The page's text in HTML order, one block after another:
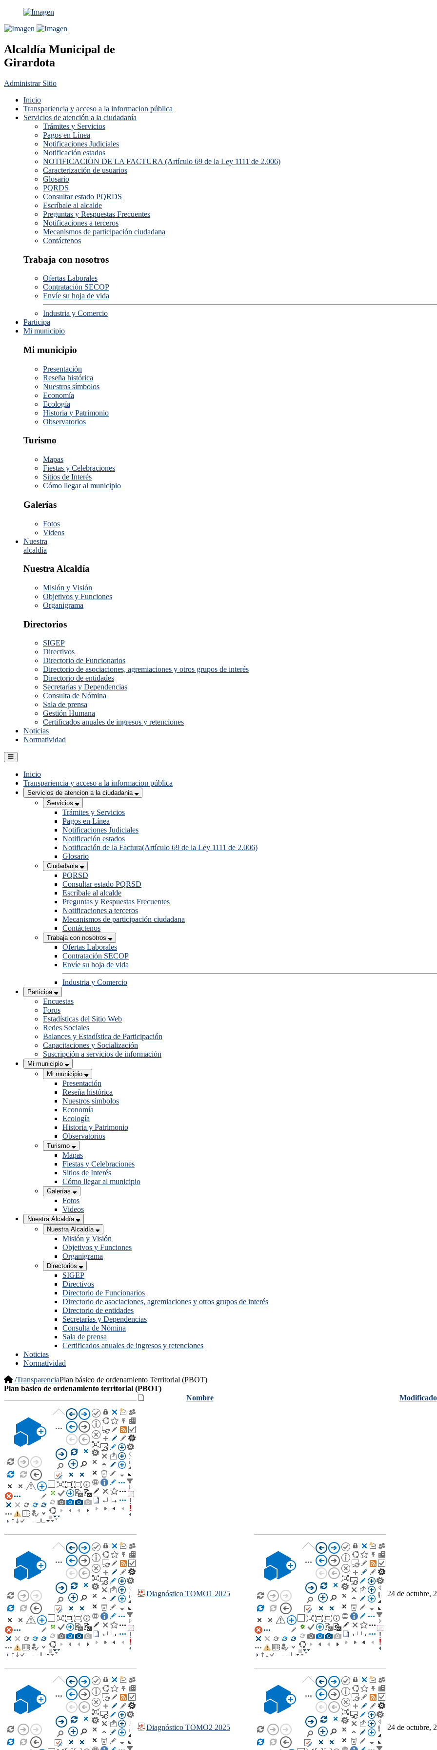
Alcaldía Municipal de
Girardota
Administrar Sitio
Inicio
Transpariencia y acceso a la informacion pública
Servicios de atención a la ciudadanía
Trámites y Servicios
Pagos en Línea
Notificaciones Judiciales
Notificación estados
NOTIFICACIÓN DE LA FACTURA (Artículo 69 de la Ley 1111 de 2.006)
Caracterización de usuarios
Glosario
PQRDS
Consultar estado PQRDS
Escríbale al alcalde
Preguntas y Respuestas Frecuentes
Notificaciones a terceros
Mecanismos de participación ciudadana
Contáctenos
Trabaja con nosotros
Ofertas Laborales
Contratación SECOP
Envíe su hoja de vida
Industria y Comercio
Participa
Mi municipio
Mi municipio
Presentación
Reseña histórica
Nuestros símbolos
Economía
Ecología
Historia y Patrimonio
Observatorios
Turismo
Mapas
Fiestas y Celebraciones
Sitios de Interés
Cómo llegar al municipio
Galerías
Fotos
Videos
Nuestra
alcaldía
Nuestra Alcaldía
Misión y Visión
Objetivos y Funciones
Organigrama
Directorios
SIGEP
Directivos
Directorio de Funcionarios
Directorio de asociaciones, agremiaciones y otros grupos de interés
Directorio de entidades
Secretarías y Dependencias
Consulta de Nómina
Sala de prensa
Gestión Humana
Certificados anuales de ingresos y retenciones
Noticias
Normatividad
Inicio
Transpariencia y acceso a la informacion pública
Servicios de atencion a la ciudadania
Servicios
Trámites y Servicios
Pagos en Línea
Notificaciones Judiciales
Notificación estados
Notificación de la Factura(Artículo 69 de la Ley 1111 de 2.006)
Glosario
Ciudadania
PQRSD
Consultar estado PQRSD
Escríbale al alcalde
Preguntas y Respuestas Frecuentes
Notificaciones a terceros
Mecanismos de participación ciudadana
Contáctenos
Trabaja con nosotros
Ofertas Laborales
Contratación SECOP
Envíe su hoja de vida
Industria y Comercio
Participa
Encuestas
Foros
Estadísticas del Sitio Web
Redes Sociales
Balances y Estadística de Participación
Capacitaciones y Socialización
Suscripción a servicios de información
Mi municipio
Mi municipio
Presentación
Reseña histórica
Nuestros símbolos
Economía
Ecología
Historia y Patrimonio
Observatorios
Turismo
Mapas
Fiestas y Celebraciones
Sitios de Interés
Cómo llegar al municipio
Galerías
Fotos
Videos
Nuestra Alcaldía
Nuestra Alcaldía
Misión y Visión
Objetivos y Funciones
Organigrama
Directorios
SIGEP
Directivos
Directorio de Funcionarios
Directorio de asociaciones, agremiaciones y otros grupos de interés
Directorio de entidades
Secretarías y Dependencias
Consulta de Nómina
Sala de prensa
Certificados anuales de ingresos y retenciones
Noticias
Normatividad
/TransparenciaPlan básico de ordenamiento Territorial (PBOT)
​Plan básico de ordenamiento territorial (PBOT)
Nombre
Modificado
Diagnóstico TOMO1 2025 24 de octubre,
Diagnóstico TOMO2 2025 24 de octubre,